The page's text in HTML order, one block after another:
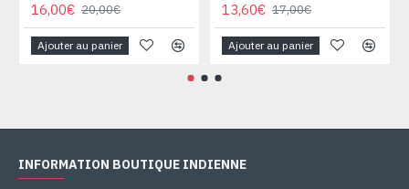
16,00€ 20,00€
Ajouter au panier
13,60€ 17,00€
Ajouter au panier
INFORMATION BOUTIQUE INDIENNE